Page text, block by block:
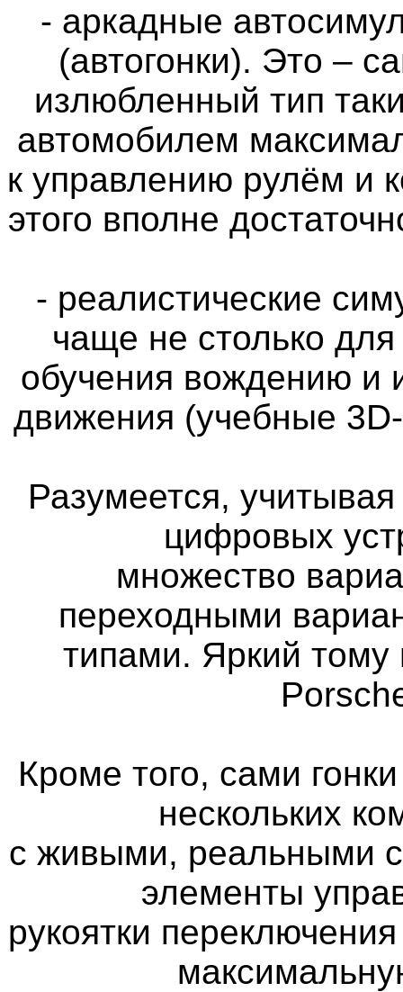
- аркадные
(автогонки). Это –
излюбленный тип
автомобилем
к управлению рулём и
этого вполне
- реалистические
чаще не столько
обучения вождению и
движения (учебные
Разумеется,
цифровых
множество
переходными
типами. Яркий
Кроме того, сами
нескольких
с живыми, реальными
элементы
рукоятки